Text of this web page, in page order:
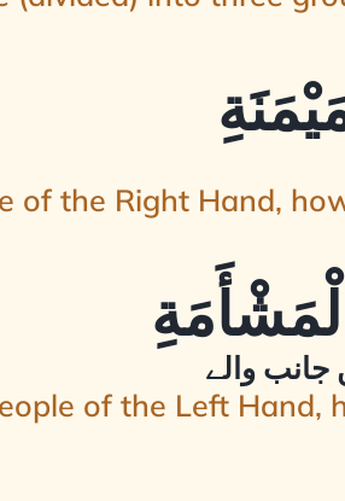
of the Right Hand,
جانب والے
of the Left Hand,